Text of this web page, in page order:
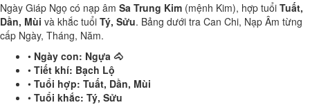
Ngày Giáp Ngọ có nạp âm Sa Trung Kim (mệnh Kim), hợp tuổi Tuất,
Dần, Mùi và khắc tuổi Tý, Sửu. Bảng dưới tra Can Chi, Nạp Âm từng
cấp Ngày, Tháng, Năm.
• Ngày con: Ngựa 🐴
• Tiết khí: Bạch Lộ
• Tuổi hợp: Tuất, Dần, Mùi
• Tuổi khắc: Tý, Sửu